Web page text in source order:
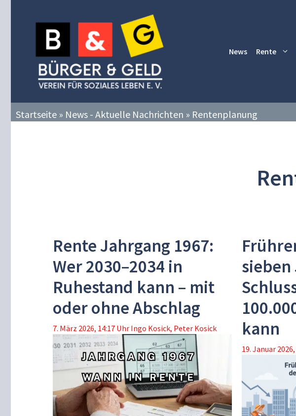
News Rente
Startseite » News - Aktuelle Nachrichten » Rentenplanung
Rente Jahrgang 1967:
Wer 2030–2034 in
Ruhestand kann – mit
oder ohne Abschlag
7. März 2026, 14:17 Uhr Ingo Kosick, Peter Kosick
kann
19. Januar